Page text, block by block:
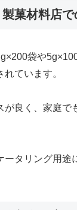
菓材料店
袋や
ています。
が良く、家庭で
ータリング用途